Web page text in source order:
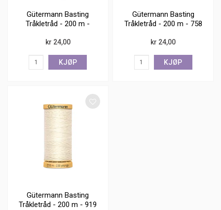
Gütermann Basting
Tråkletråd - 200 m -
kr 24,00
KJØP
Gütermann Basting
Tråkletråd - 200 m - 758
kr 24,00
KJØP
Gütermann Basting
Tråkletråd - 200 m - 919